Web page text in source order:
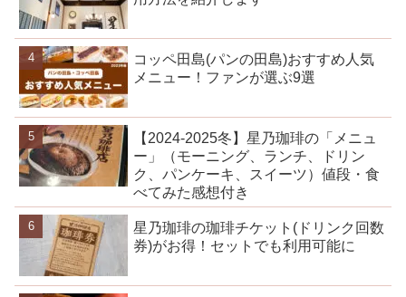
コッペ田島(パンの田島)おすすめ人気
メニュー！ファンが選ぶ9選
【2024-2025冬】星乃珈琲の「メニュ
ー」（モーニング、ランチ、ドリン
ク、パンケーキ、スイーツ）値段・食
べてみた感想付き
星乃珈琲の珈琲チケット(ドリンク回数
券)がお得！セットでも利用可能に